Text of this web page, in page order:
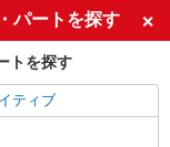
る
パートを探す
トを探す
ティブ